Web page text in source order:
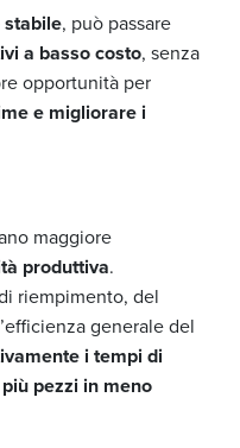
, può passare
a basso costo, senza
opportunità per
e migliorare i
maggiore
produttiva.
riempimento, del
generale del
i tempi di
pezzi in meno